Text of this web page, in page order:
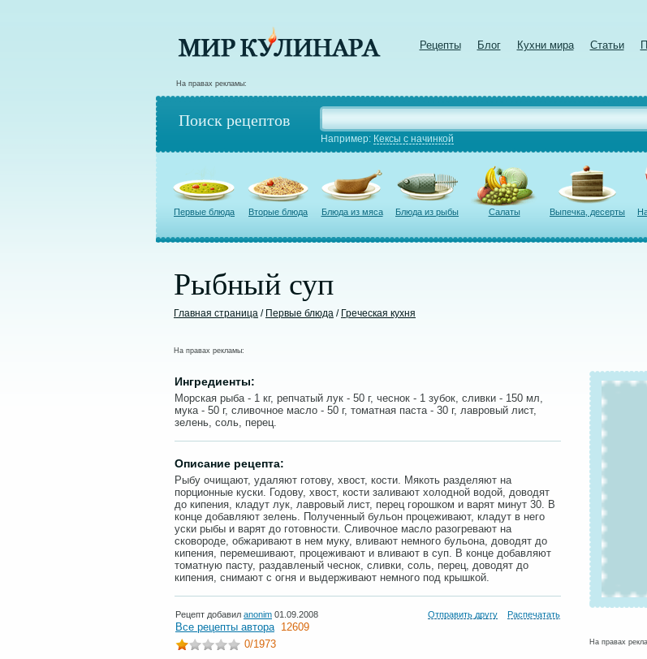
Рецепты Блог Кухни мира Статьи
На правах рекламы:
Поиск рецептов
Например: Кексы с начинкой
Первые блюда Вторые блюда Блюда из мяса Блюда из рыбы Салаты Выпечка, десерты
Рыбный суп
Главная страница / Первые блюда / Греческая кухня
На правах рекламы:
Ингредиенты:
Морская рыба - 1 кг, репчатый лук - 50 г, чеснок - 1 зубок, сливки - 150 мл,
мука - 50 г, сливочное масло - 50 г, томатная паста - 30 г, лавровый лист,
зелень, соль, перец.
Описание рецепта:
Рыбу очищают, удаляют готову, хвост, кости. Мякоть разделяют на
порционные куски. Годову, хвост, кости заливают холодной водой, доводят
до кипения, кладут лук, лавровый лист, перец горошком и варят минут 30. В
конце добавляют зелень. Полученный бульон процеживают, кладут в него
уски рыбы и варят до готовности. Сливочное масло разогревают на
сковороде, обжаривают в нем муку, вливают немного бульона, доводят до
кипения, перемешивают, процеживают и вливают в суп. В конце добавляют
томатную пасту, раздавленый чеснок, сливки, соль, перец, доводят до
кипения, снимают с огня и выдерживают немного под крышкой.
Рецепт добавил anonim 01.09.2008 Отправить другу Распечатать
Все рецепты автора 12609
0/1973 На правах